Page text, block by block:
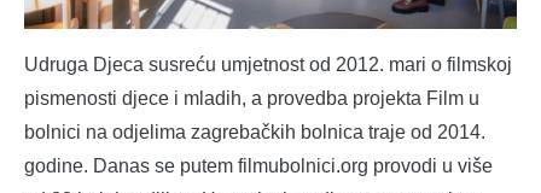
Udruga Djeca susreću umjetnost od 2012. mari o filmskoj
pismenosti djece i mladih, a provedba projekta Film u
bolnici na odjelima zagrebačkih bolnica traje od 2014.
godine. Danas se putem filmubolnici.org provodi u više